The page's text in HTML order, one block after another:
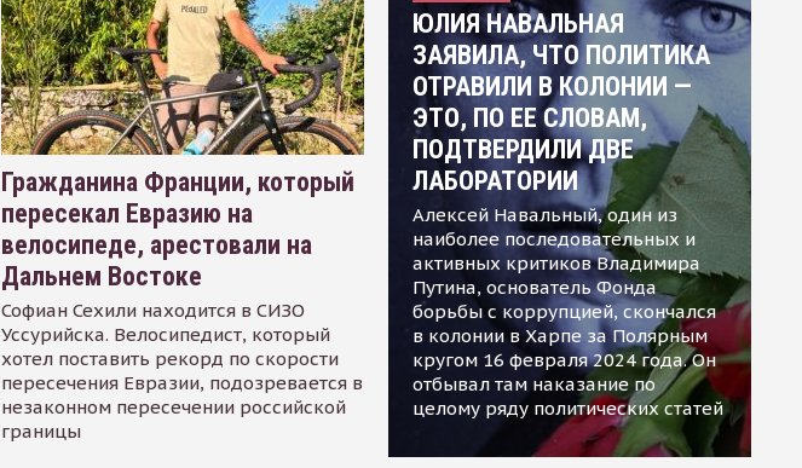
Гражданина Франции, который
пересекал Евразию на
велосипеде, арестовали на
Дальнем Востоке
Софиан Сехили находится в СИЗО
Уссурийска. Велосипедист, который
хотел поставить рекорд по скорости
пересечения Евразии, подозревается в
незаконном пересечении российской
границы
ЮЛИЯ НАВАЛЬНАЯ
ЗАЯВИЛА, ЧТО ПОЛИТИКА
ОТРАВИЛИ В КОЛОНИИ —
ЭТО, ПО ЕЕ СЛОВАМ,
ПОДТВЕРДИЛИ ДВЕ
ЛАБОРАТОРИИ
Алексей Навальный, один из
наиболее последовательных и
активных критиков Владимира
Путина, основатель Фонда
борьбы с коррупцией, скончался
в колонии в Харпе за Полярным
кругом 16 февраля 2024 года. Он
отбывал там наказание по
целому ряду политических статей